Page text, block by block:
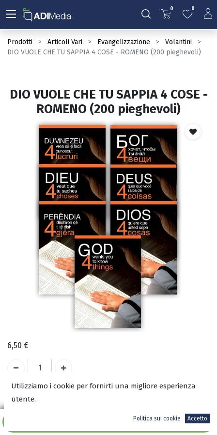
0 0
Prodotti Articoli Vari Evangelizzazione
Volantini
DIO VUOLE CHE TU SAPPIA 4 COSE - ROMENO (200 pieghevoli)
Aggiungi al carrello
DIO VUOLE CHE TU SAPPIA 4 COSE -
ROMENO (200 pieghevoli)
6,50 €
A magazzino
8002427000009
Utilizziamo i cookie per fornirti una migliore esperienza
utente.
Politica sui cookie Accetto